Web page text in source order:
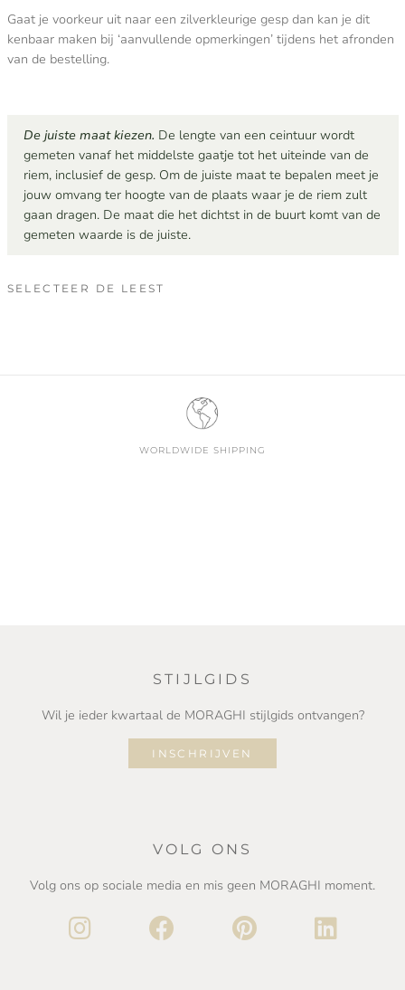
Gaat je voorkeur uit naar een zilverkleurige gesp dan kan je dit
kenbaar maken bij ‘aanvullende opmerkingen’ tijdens het afronden
van de bestelling.
De juiste maat kiezen. De lengte van een ceintuur wordt
gemeten vanaf het middelste gaatje tot het uiteinde van de
riem, inclusief de gesp. Om de juiste maat te bepalen meet je
jouw omvang ter hoogte van de plaats waar je de riem zult
gaan dragen. De maat die het dichtst in de buurt komt van de
gemeten waarde is de juiste.
SELECTEER DE LEEST
WORLDWIDE SHIPPING
STIJLGIDS
Wil je ieder kwartaal de MORAGHI stijlgids ontvangen?
INSCHRIJVEN
VOLG ONS
Volg ons op sociale media en mis geen MORAGHI moment.